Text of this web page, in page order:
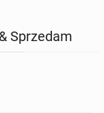
Sprzedam